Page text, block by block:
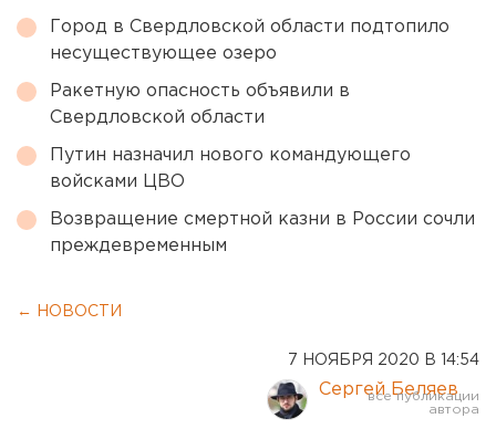
Город в Свердловской области подтопило
несуществующее озеро
Ракетную опасность объявили в
Свердловской области
Путин назначил нового командующего
войсками ЦВО
Возвращение смертной казни в России сочли
преждевременным
← НОВОСТИ
7 НОЯБРЯ 2020 В 14:54
Сергей Беляев